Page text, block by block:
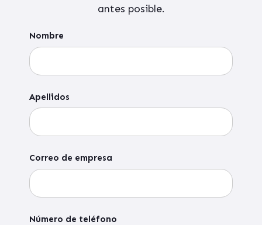
antes posible.
Nombre
Apellidos
Correo de empresa
Número de teléfono